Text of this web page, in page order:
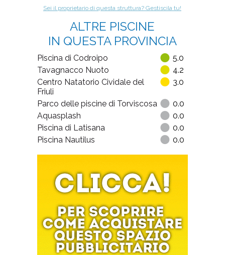
Sei il proprietario di questa struttura? Gestiscila tu!
ALTRE PISCINE
IN QUESTA PROVINCIA
Piscina di Codroipo
5.0
Tavagnacco Nuoto
4.2
Centro Natatorio Cividale del
Friuli
3.0
Parco delle piscine di Torviscosa
0.0
Aquasplash
0.0
Piscina di Latisana
0.0
Piscina Nautilus
0.0